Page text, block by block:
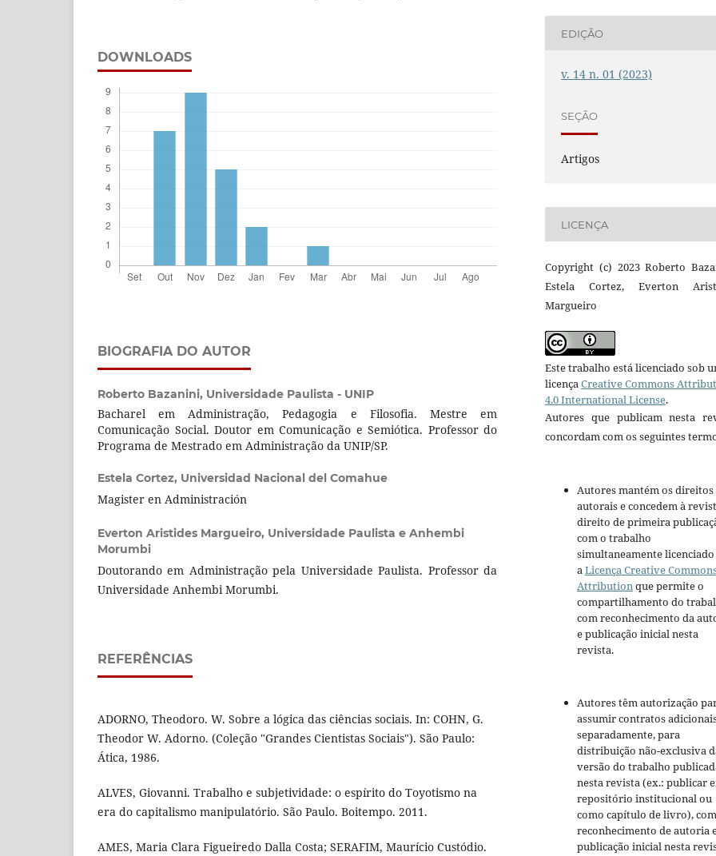
DOWNLOADS
BIOGRAFIA DO AUTOR
Roberto Bazanini, Universidade Paulista - UNIP
Bacharel em Administração, Pedagogia e Filosofia. Mestre em
Comunicação Social. Doutor em Comunicação e Semiótica. Professor do
Programa de Mestrado em Administração da UNIP/SP.
Estela Cortez, Universidad Nacional del Comahue
Magister en Administración
Everton Aristides Margueiro, Universidade Paulista e Anhembi
Morumbi
Doutorando em Administração pela Universidade Paulista. Professor da
Universidade Anhembi Morumbi.
REFERÊNCIAS
ADORNO, Theodoro. W. Sobre a lógica das ciências sociais. In: COHN, G.
Theodor W. Adorno. (Coleção "Grandes Cientistas Sociais"). São Paulo:
Ática, 1986.
ALVES, Giovanni. Trabalho e subjetividade: o espírito do Toyotismo na
era do capitalismo manipulatório. São Paulo. Boitempo. 2011.
AMES, Maria Clara Figueiredo Dalla Costa; SERAFIM, Maurício Custódio.
EDIÇÃO
v. 14 n. 01 (2023)
SEÇÃO
Artigos
LICENÇA
Copyright (c) 2023 Roberto
Estela Cortez, Everton
Margueiro
Este trabalho está licenciado sob
licençaCreative Commons
4.0 International License.
Autores que publicam nesta
concordam com os seguintes
Autores mantém os direitos
autorais e concedem à
direito de primeira
com o trabalho
simultaneamente
a Licença Creative
Attribution que permite o
compartilhamento do
com reconhecimento da
e publicação inicial nesta
revista.
Autores têm autorização
assumir contratos
separadamente, para
distribuição não-exclusiva
versão do trabalho
nesta revista (ex.: publicar
repositório institucional ou
como capítulo de livro), com
reconhecimento de autoria
publicação inicial nesta